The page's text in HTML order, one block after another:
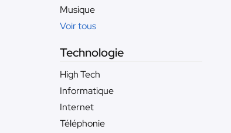
Musique
Voir tous
Technologie
High Tech
Informatique
Internet
Téléphonie